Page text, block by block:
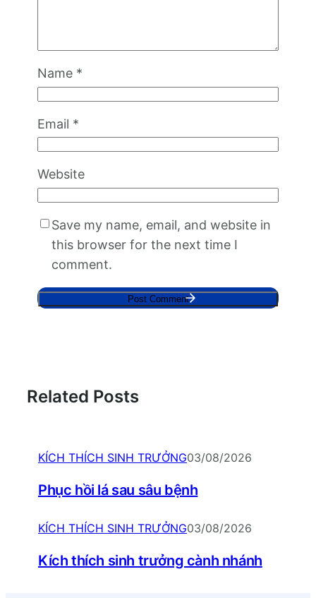
Name *
Email *
Website
Save my name, email, and website in
this browser for the next time I
comment.
Related Posts
KÍCH THÍCH SINH TRƯỞNG03/08/2026
Phục hồi lá sau sâu bệnh
KÍCH THÍCH SINH TRƯỞNG03/08/2026
Kích thích sinh trưởng cành nhánh